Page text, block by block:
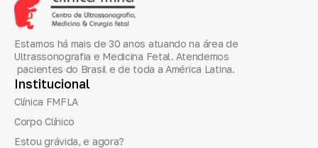
Estamos há mais de 30 anos atuando na área de
Ultrassonografia e Medicina Fetal. Atendemos
pacientes do Brasil e de toda a América Latina.
Institucional
Clínica FMFLA
Corpo Clínico
Estou grávida, e agora?